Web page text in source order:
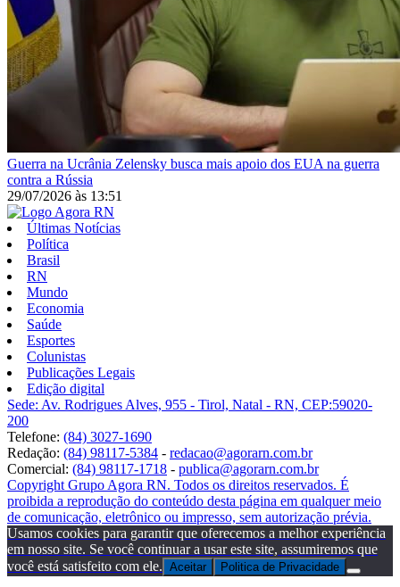
Guerra na Ucrânia Zelensky busca mais apoio dos EUA na guerra
contra a Rússia
29/07/2026 às 13:51
Últimas Notícias
Política
Brasil
RN
Mundo
Economia
Saúde
Esportes
Colunistas
Publicações Legais
Edição digital
Sede: Av. Rodrigues Alves, 955 - Tirol, Natal - RN, CEP:59020-
200
Telefone: (84) 3027-1690
Redação: (84) 98117-5384 - redacao@agorarn.com.br
Comercial: (84) 98117-1718 - publica@agorarn.com.br
Copyright Grupo Agora RN. Todos os direitos reservados. É
proibida a reprodução do conteúdo desta página em qualquer meio
de comunicação, eletrônico ou impresso, sem autorização prévia.
Usamos cookies para garantir que oferecemos a melhor experiência
em nosso site. Se você continuar a usar este site, assumiremos que
você está satisfeito com ele. Aceitar Politica de Privacidade